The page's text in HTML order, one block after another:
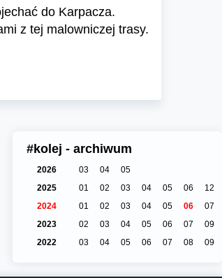
do Karpacza.
z tej malowniczej trasy.
#kolej - archiwum
2026 03 04
05
2025
01 02 03 04 05 06
12
2024
01 02 03 04 05 06
07
2023
02 03 04 05 06 07
09
2022
03 04 05 06 07 08 09